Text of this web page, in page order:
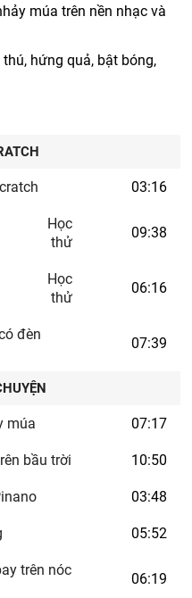
múa trên nền nhạc và
hứng quả, bật bóng,
03:16
Học
thử
09:38
Học
thử
06:16
đèn
07:39
múa 07:17
bầu trời 10:50
03:48
05:52
trên nóc
06:19